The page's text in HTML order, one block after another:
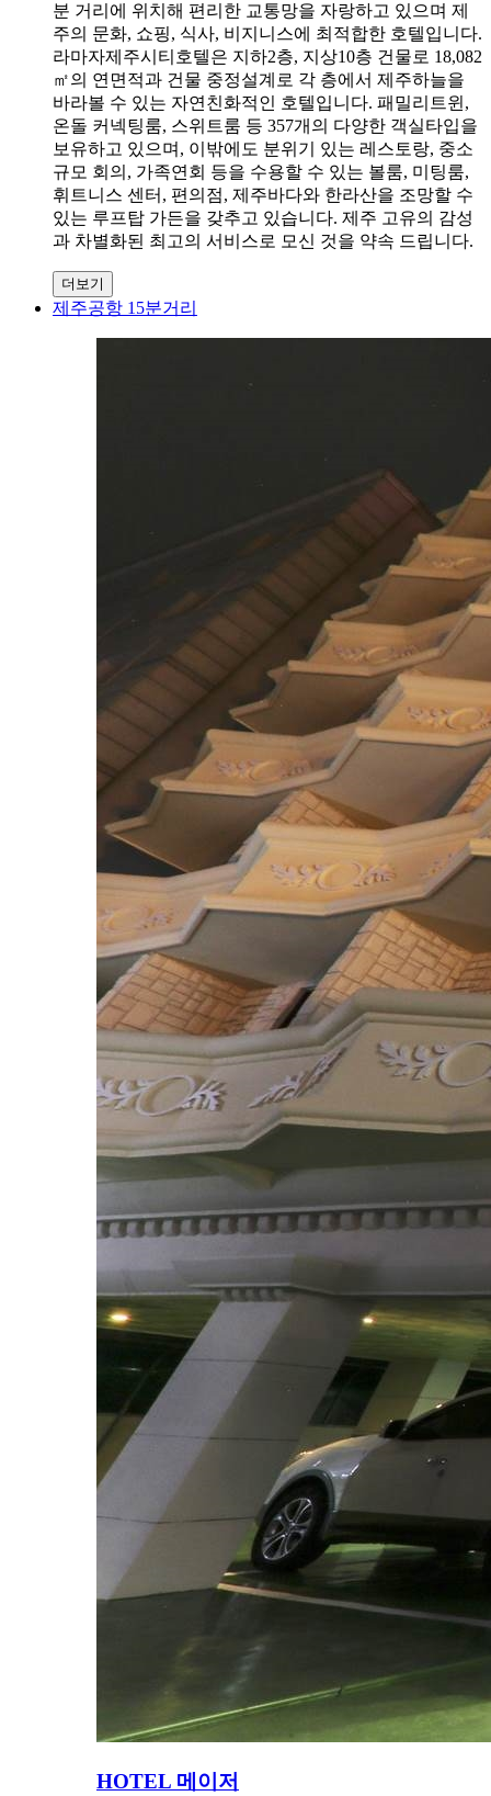
분 거리에 위치해 편리한 교통망을 자랑하고 있으며 제
주의 문화, 쇼핑, 식사, 비지니스에 최적합한 호텔입니다.
라마자제주시티호텔은 지하2층, 지상10층 건물로 18,082
㎡의 연면적과 건물 중정설계로 각 층에서 제주하늘을
바라볼 수 있는 자연친화적인 호텔입니다. 패밀리트윈,
온돌 커넥팅룸, 스위트룸 등 357개의 다양한 객실타입을
보유하고 있으며, 이밖에도 분위기 있는 레스토랑, 중소
규모 회의, 가족연회 등을 수용할 수 있는 볼룸, 미팅룸,
휘트니스 센터, 편의점, 제주바다와 한라산을 조망할 수
있는 루프탑 가든을 갖추고 있습니다. 제주 고유의 감성
과 차별화된 최고의 서비스로 모신 것을 약속 드립니다.
더보기
제주공항 15분거리
HOTEL 메이저